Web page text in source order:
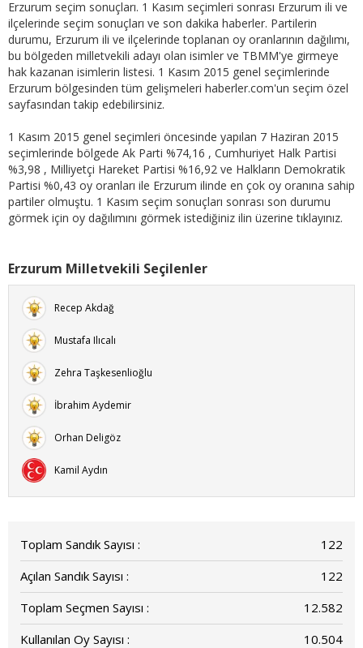
Erzurum seçim sonuçları. 1 Kasım seçimleri sonrası Erzurum ili ve
ilçelerinde seçim sonuçları ve son dakika haberler. Partilerin
durumu, Erzurum ili ve ilçelerinde toplanan oy oranlarının dağılımı,
bu bölgeden milletvekili adayı olan isimler ve TBMM'ye girmeye
hak kazanan isimlerin listesi. 1 Kasım 2015 genel seçimlerinde
Erzurum bölgesinden tüm gelişmeleri haberler.com'un seçim özel
sayfasından takip edebilirsiniz.
1 Kasım 2015 genel seçimleri öncesinde yapılan 7 Haziran 2015
seçimlerinde bölgede Ak Parti %74,16 , Cumhuriyet Halk Partisi
%3,98 , Milliyetçi Hareket Partisi %16,92 ve Halkların Demokratik
Partisi %0,43 oy oranları ile Erzurum ilinde en çok oy oranına sahip
partiler olmuştu. 1 Kasım seçim sonuçları sonrası son durumu
görmek için oy dağılımını görmek istediğiniz ilin üzerine tıklayınız.
Erzurum Milletvekili Seçilenler
Recep Akdağ
Mustafa Ilıcalı
Zehra Taşkesenlioğlu
İbrahim Aydemir
Orhan Deligöz
Kamil Aydın
Toplam Sandık Sayısı :
122
Açılan Sandık Sayısı :
122
Toplam Seçmen Sayısı :
12.582
Kullanılan Oy Sayısı :
10.504